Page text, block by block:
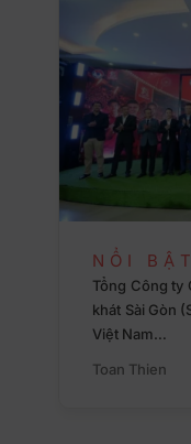
NỔI BẬT
Tổng Công ty
khát Sài Gòn
Việt Nam…
Toan Thien